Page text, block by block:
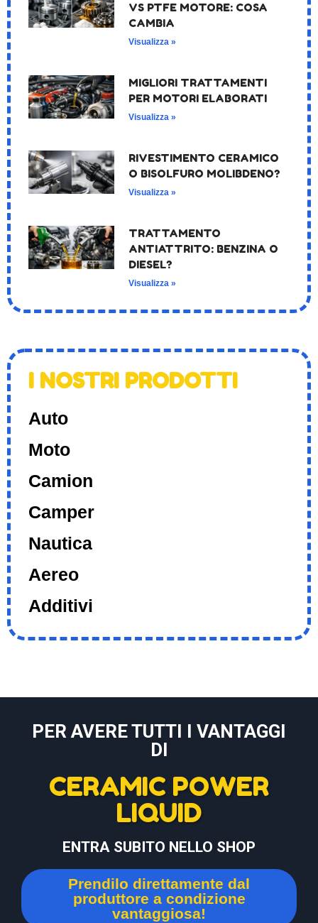
VS PTFE MOTORE: COSA
CAMBIA
Visualizza »
MIGLIORI TRATTAMENTI
PER MOTORI ELABORATI
Visualizza »
RIVESTIMENTO CERAMICO
O BISOLFURO MOLIBDENO?
Visualizza »
TRATTAMENTO
ANTIATTRITO: BENZINA O
DIESEL?
Visualizza »
I NOSTRI PRODOTTI
Auto
Moto
Camion
Camper
Nautica
Aereo
Additivi
PER AVERE TUTTI I VANTAGGI
DI
CERAMIC POWER
LIQUID
ENTRA SUBITO NELLO SHOP
Prendilo direttamente dal
produttore a condizione
vantaggiosa!